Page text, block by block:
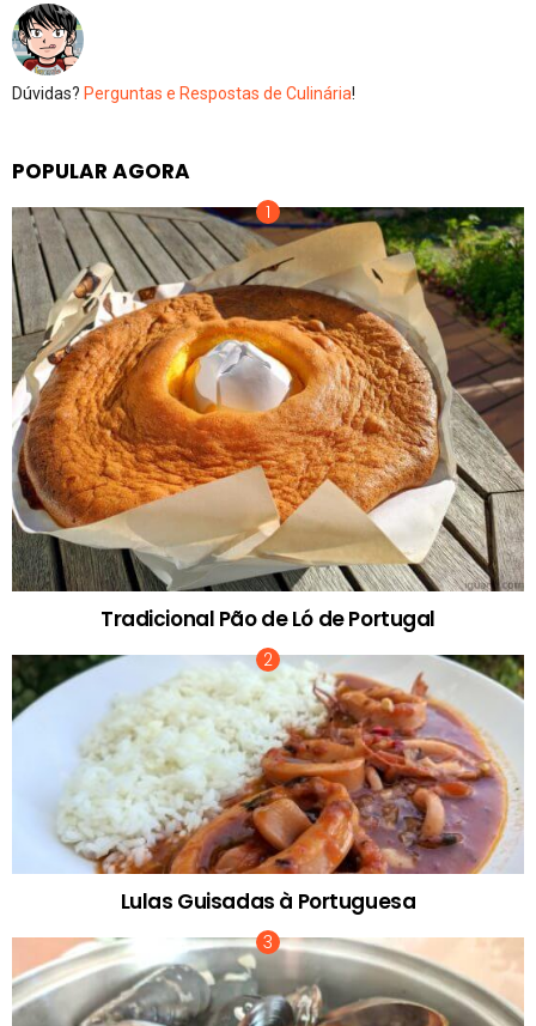
Dúvidas? Perguntas e Respostas de Culinária!
POPULAR AGORA
Tradicional Pão de Ló de Portugal
Lulas Guisadas à Portuguesa